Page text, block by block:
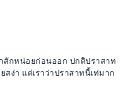
สักหน่อยก่อนออก ปกติปราสาท
สง่า แต่เราว่าปราสาทนี้เท่มาก